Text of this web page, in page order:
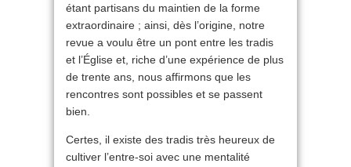
étant partisans du maintien de la forme
extraordinaire ; ainsi, dès l’origine, notre
revue a voulu être un pont entre les tradis
et l’Église et, riche d’une expérience de plus
de trente ans, nous affirmons que les
rencontres sont possibles et se passent
bien.
Certes, il existe des tradis très heureux de
cultiver l’entre-soi avec une mentalité